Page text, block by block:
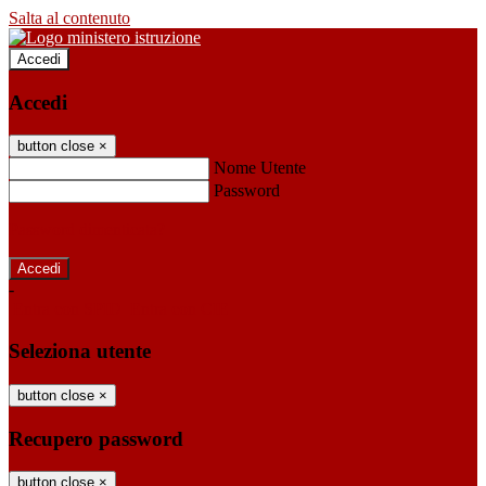
Salta al contenuto
Accedi
Accedi
button close ×
Nome Utente
Password
-
Seleziona utente
button close ×
Recupero password
button close ×